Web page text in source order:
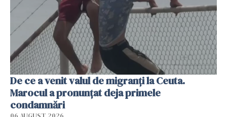
De ce a venit valul de migranți la Ceuta.
Marocul a pronunțat deja primele
condamnări